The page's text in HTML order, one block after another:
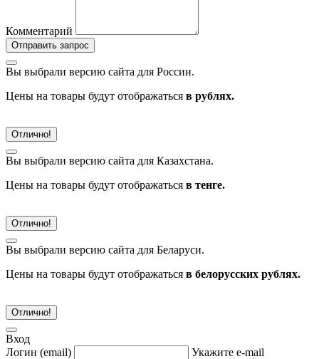
Комментарий
Отправить запрос
Вы выбрали версию сайта для России.
Цены на товары будут отображаться в рублях.
Отлично!
Вы выбрали версию сайта для Казахстана.
Цены на товары будут отображаться в тенге.
Отлично!
Вы выбрали версию сайта для Беларуси.
Цены на товары будут отображаться в белорусских рублях.
Отлично!
Вход
Логин (email)
Укажите e-mail